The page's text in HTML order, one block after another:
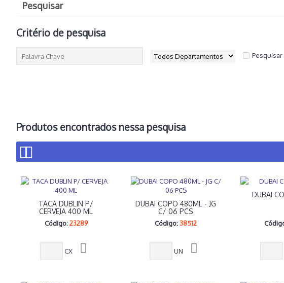
Pesquisar
Critério de pesquisa
Produtos encontrados nessa pesquisa
TACA DUBLIN P/
CERVEJA 400 ML
Código:23289
CX
DUBAI COPO 480ML - JG
C/ 06 PCS
Código: 38512
UN
DUBAI